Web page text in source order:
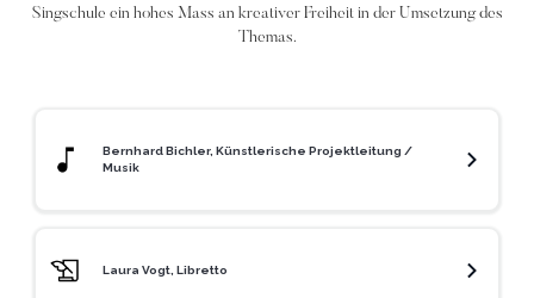
Singschule ein hohes Mass an kreativer Freiheit in der Umsetzung des
Themas.
Bernhard Bichler, Künstlerische Projektleitung /
Musik
Laura Vogt, Libretto